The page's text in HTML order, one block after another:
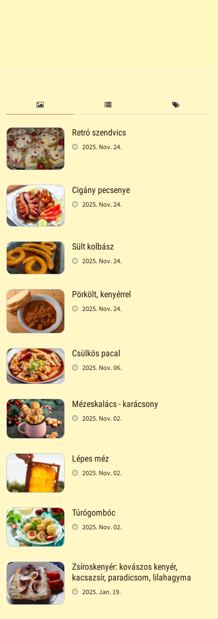
Retró szendvics
2025. Nov. 24.
Cigány pecsenye
2025. Nov. 24.
Sült kolbász
2025. Nov. 24.
Pörkölt, kenyérrel
2025. Nov. 24.
Csülkös pacal
2025. Nov. 06.
Mézeskalács - karácsony
2025. Nov. 02.
Lépes méz
2025. Nov. 02.
Túrógombóc
2025. Nov. 02.
Zsíroskenyér: kovászos kenyér,
kacsazsír, paradicsom, lilahagyma
2025. Jan. 19.